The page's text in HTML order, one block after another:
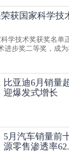
获国家科学技
学技术奖获奖名单
进步奖二等奖，成
比亚迪6月销量
迎爆发式增长
5月汽车销量前
源零售渗透率